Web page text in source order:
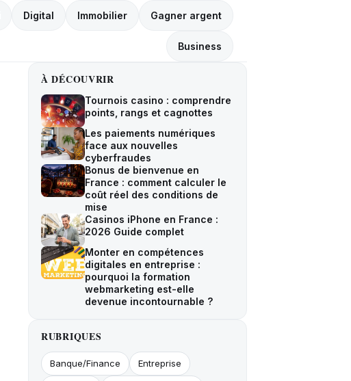
Digital Immobilier Gagner argent
Business
À DÉCOUVRIR
Tournois casino : comprendre
points, rangs et cagnottes
Les paiements numériques
face aux nouvelles
cyberfraudes
Bonus de bienvenue en
France : comment calculer le
coût réel des conditions de
mise
Casinos iPhone en France :
2026 Guide complet
Monter en compétences
digitales en entreprise :
pourquoi la formation
webmarketing est-elle
devenue incontournable ?
RUBRIQUES
Banque/Finance Entreprise